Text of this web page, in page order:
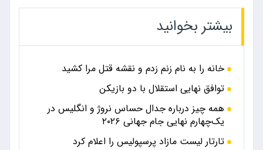
بیشتر بخوانید
خانه را به نام زنم زدم و نقشه قتل مرا کشید
توافق نهایی استقلال با دو بازیکن
همه چیز درباره جدال حساس نروژ و انگلیس در
یک‌چهارم نهایی جام جهانی ۲۰۲۶
تارتار لیست مازاد پرسپولیس را اعلام کرد